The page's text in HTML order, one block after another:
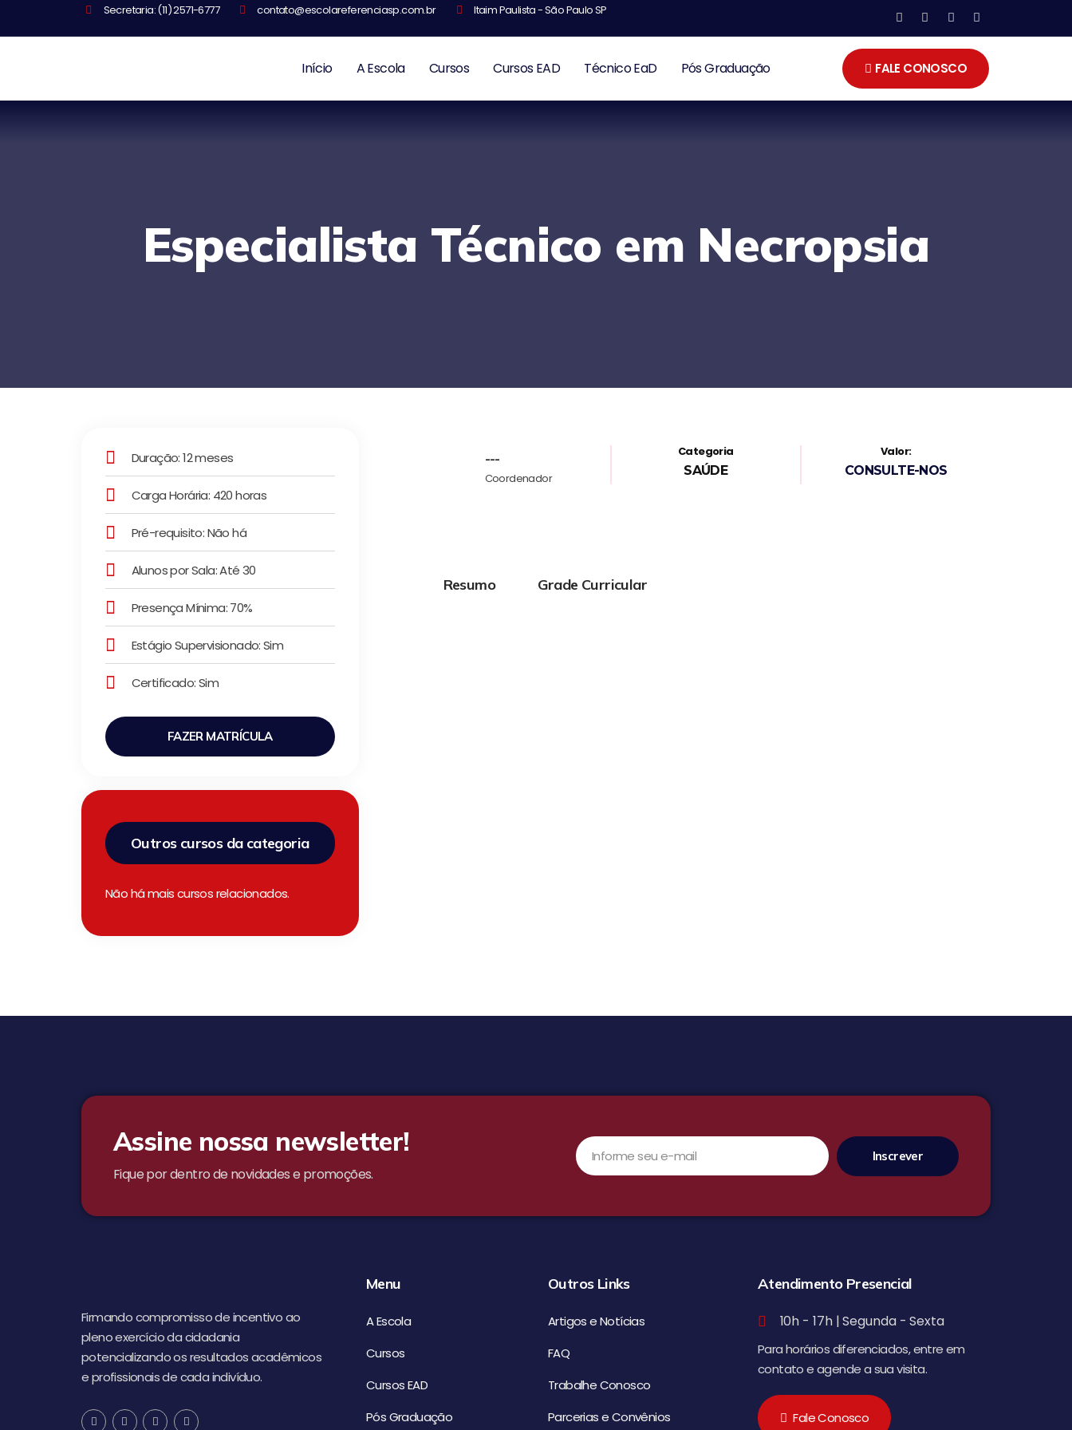
Secretaria: (11) 2571-6777 contato@escolareferenciasp.com.br Itaim Paulista - São Paulo SP
Início A Escola Cursos Cursos EAD Técnico EaD Pós Graduação FALE CONOSCO
Especialista Técnico em Necropsia
Duração: 12 meses
Carga Horária: 420 horas
Pré-requisito: Não há
Alunos por Sala: Até 30
Presença Mínima: 70%
Estágio Supervisionado: Sim
Certificado: Sim
FAZER MATRÍCULA
Outros cursos da categoria
Não há mais cursos relacionados.
---
Coordenador
Categoria
SAÚDE
Valor:
CONSULTE-NOS
Resumo Grade Curricular
Assine nossa newsletter!
Fique por dentro de novidades e promoções.
Inscrever
Firmando compromisso de incentivo ao
pleno exercício da cidadania
potencializando os resultados acadêmicos
e profissionais de cada indivíduo.
Menu
A Escola
Cursos
Cursos EAD
Pós Graduação
Outros Links
Artigos e Notícias
FAQ
Trabalhe Conosco
Parcerias e Convênios
Atendimento Presencial
10h - 17h | Segunda - Sexta
Para horários diferenciados, entre em
contato e agende a sua visita.
Fale Conosco